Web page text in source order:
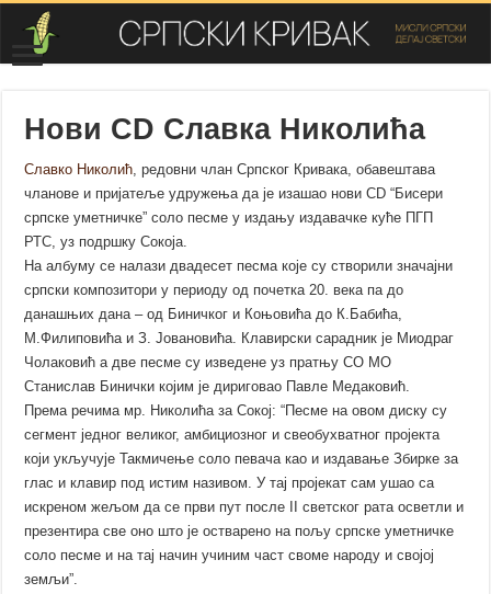
Нови CD Славка Николића
Славко Николић , редовни члан Српског Кривака, обавештава
чланове и пријатеље удружења да је изашао нови CD “Бисери
српске уметничке” соло песме у издању издавачке куће ПГП
РТС, уз подршку Сокоја.
На албуму се налази двадесет песма које су створили значајни
српски композитори у периоду од почетка 20. века па до
данашњих дана – од Биничког и Коњовића до К.Бабића,
М.Филиповића и З. Јовановића. Клавирски сарадник је Миодраг
Чолаковић а две песме су изведене уз пратњу СО МО
Станислав Бинички којим је дириговао Павле Медаковић.
Према речима мр. Николића за Сокој: “Песме на овом диску су
сегмент једног великог, амбициозног и свеобухватног пројекта
који укључује Такмичење соло певача као и издавање Збирке за
глас и клавир под истим називом. У тај пројекат сам ушао са
искреном жељом да се први пут после II светског рата осветли и
презентира све оно што је остварено на пољу српске уметничке
соло песме и на тај начин учиним част своме народу и својој
земљи”.